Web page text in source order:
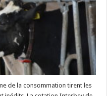
de la consommation tirent les